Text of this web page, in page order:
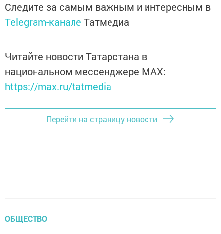
Следите за самым важным и интересным в
Telegram-канале Татмедиа
Читайте новости Татарстана в
национальном мессенджере MАХ:
https://max.ru/tatmedia
Перейти на страницу новости
ОБЩЕСТВО